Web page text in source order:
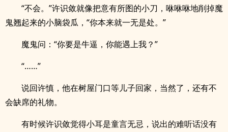
“不会。”许识敛就像把意有所图的小刀，咻咻咻地削掉魔
鬼翘起来的小脑袋瓜，“你本来就一无是处。”
魔鬼问：“你要是牛逼，你能遇上我？”
“……”
说回许慎，他在树屋门口等儿子回家，当然了，还有不
会缺席的礼物。
有时候许识敛觉得小耳是童言无忌，说出的难听话没有